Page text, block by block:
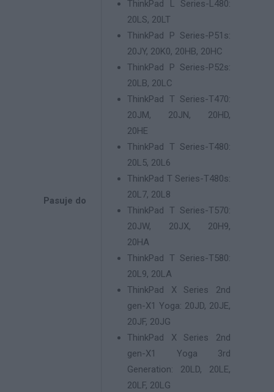
Pasuje do
ThinkPad L Series-L480:
20LS, 20LT
ThinkPad P Series-P51s:
20JY, 20K0, 20HB, 20HC
ThinkPad P Series-P52s:
20LB, 20LC
ThinkPad T Series-T470:
20JM, 20JN, 20HD,
20HE
ThinkPad T Series-T480:
20L5, 20L6
ThinkPad T Series-T480s:
20L7, 20L8
ThinkPad T Series-T570:
20JW, 20JX, 20H9,
20HA
ThinkPad T Series-T580:
20L9, 20LA
ThinkPad X Series 2nd
gen-X1 Yoga: 20JD, 20JE,
20JF, 20JG
ThinkPad X Series 2nd
gen-X1 Yoga 3rd
Generation: 20LD, 20LE,
20LF, 20LG